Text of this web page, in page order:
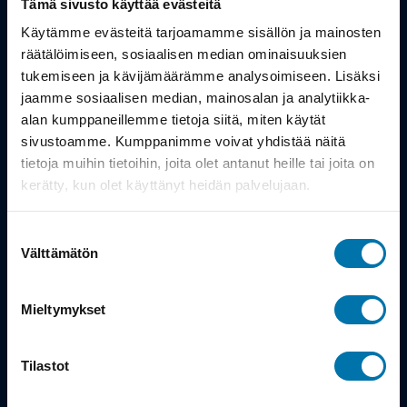
Tämä sivusto käyttää evästeitä
Käytämme evästeitä tarjoamamme sisällön ja mainosten
räätälöimiseen, sosiaalisen median ominaisuuksien
tukemiseen ja kävijämäärämme analysoimiseen. Lisäksi
jaamme sosiaalisen median, mainosalan ja analytiikka-
alan kumppaneillemme tietoja siitä, miten käytät
sivustoamme. Kumppanimme voivat yhdistää näitä
tietoja muihin tietoihin, joita olet antanut heille tai joita on
kerätty, kun olet käyttänyt heidän palvelujaan.
valinta
Välttämätön
Mieltymykset
Tilastot
Työsuhdepyörä
Info
Toimitus
Takuu ja palautukset
Maksutavat